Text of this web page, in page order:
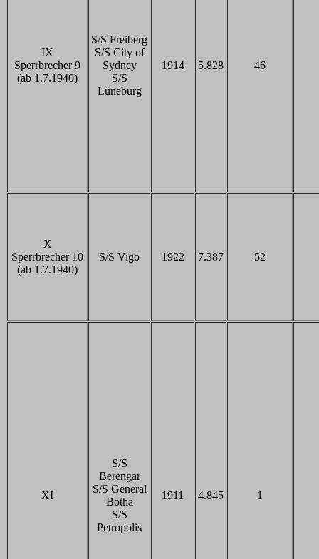
IX
Sperrbrecher 9
(ab 1.7.1940)
S/S Freiberg
S/S City of
Sydney
S/S
Lüneburg
1914 5.828 46
X
Sperrbrecher 10
(ab 1.7.1940)
S/S Vigo 1922 7.387 52
XI
S/S
Berengar
S/S General
Botha
S/S
Petropolis
1911 4.845 1